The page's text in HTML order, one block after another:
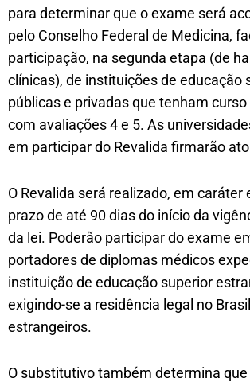
para determinar que o exame será
pelo Conselho Federal de Medicina,
participação, na segunda etapa (de
clínicas), de instituições de educação
públicas e privadas que tenham
com avaliações 4 e 5. As
em participar do Revalida firmarão
O Revalida será realizado, em caráter
prazo de até 90 dias do início da
da lei. Poderão participar do exame
portadores de diplomas médicos
instituição de educação superior
exigindo-se a residência legal no
estrangeiros.
O substitutivo também determina que